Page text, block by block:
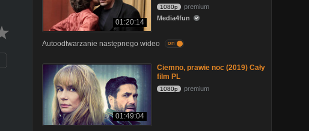
01:20:14
1080p
premium
Media4fun
Autoodtwarzanie następnego wideo on
01:49:04
Ciemno, prawie noc (2019) Cały
film PL
1080p premium